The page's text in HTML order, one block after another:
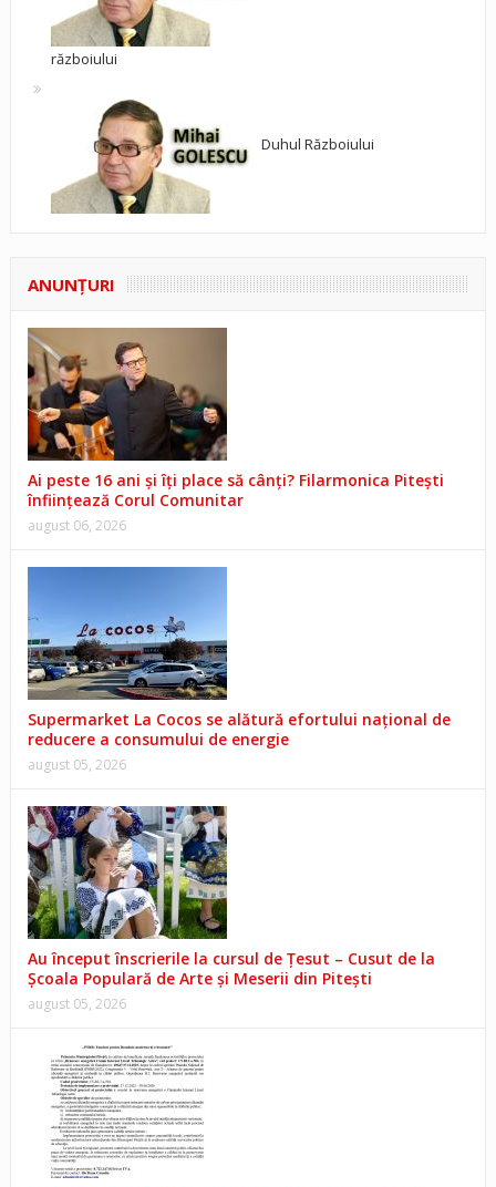
războiului
Duhul Războiului
ANUNŢURI
Ai peste 16 ani și îți place să cânți? Filarmonica Pitești
înființează Corul Comunitar
august 06, 2026
Supermarket La Cocos se alătură efortului național de
reducere a consumului de energie
august 05, 2026
Au început înscrierile la cursul de Țesut – Cusut de la
Școala Populară de Arte și Meserii din Pitești
august 05, 2026